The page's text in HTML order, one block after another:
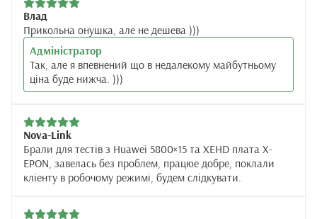
Влад
Прикольна онушка, але не дешева )))
Адміністратор
Так, але я впевнений що в недалекому майбутньому
ціна буде нижча. )))
Nova-Link
Брали для тестів з Huawei 5800×15 та XEHD плата X-
EPON, завелась без проблем, працюе добре, поклали
кліенту в робочому режимі, будем слідкувати.